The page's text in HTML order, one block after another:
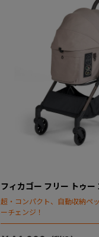
フィカゴー フリー トゥー
超・コンパクト、自動収納ペ
ーチェンジ！